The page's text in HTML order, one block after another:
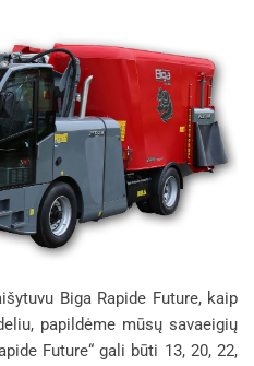
Biga Rapide Future, kaip
papildėme mūsų savaeigių
Future“ gali būti 13, 20, 22,